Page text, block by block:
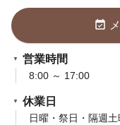
event_available
営業時間
8:00 ～ 17:00
休業日
日曜・祭日・隔週土